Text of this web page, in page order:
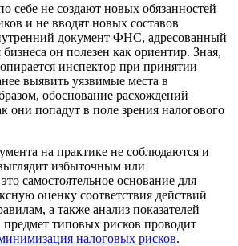
себе не создают новых обязанностей
и не вводят новых составов
документ ФНС, адресованный
он полезен как ориентир. Зная,
инспектор при принятии
выявить уязвимые места в
обоснование расхождений
они попадут в поле зрения налогового
на практике не соблюдаются и
избыточным или
самостоятельное основание для
оценку соответствия действий
а также анализ показателей
предмет типовых рисков проводит
налоговых рисков.